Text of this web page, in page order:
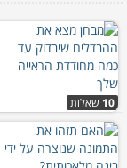
10 שאלות